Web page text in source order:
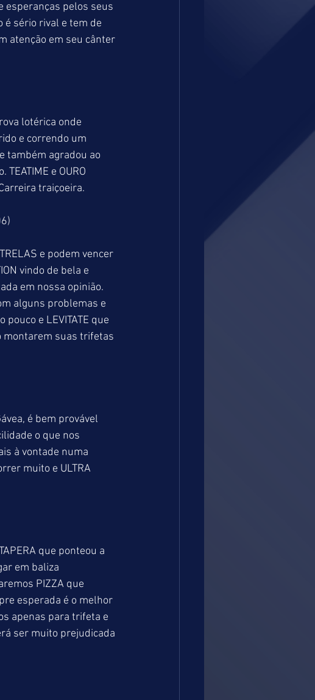
esperanças pelos seus
é sério rival e tem de
atenção em seu cânter
lotérica onde
e correndo um
também agradou ao
e OURO
traiçoeira.
e podem vencer
vindo de bela e
em nossa opinião.
alguns problemas e
e LEVITATE que
montarem suas trifetas
é bem provável
o que nos
à vontade numa
muito e ULTRA
que ponteou a
em baliza
PIZZA que
esperada é o melhor
apenas para trifeta e
ser muito prejudicada